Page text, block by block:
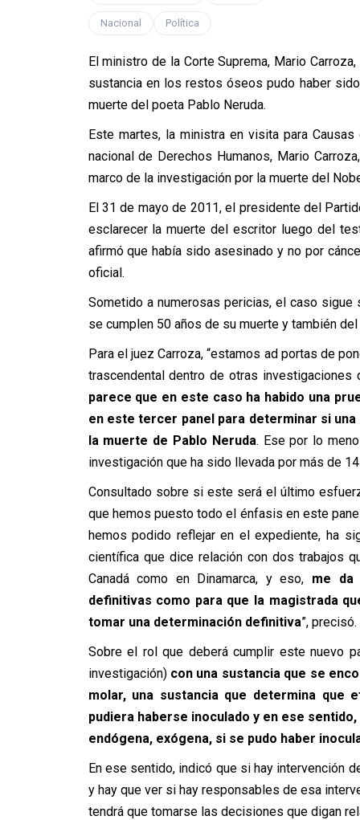
Nacional Política
El ministro de la Corte Suprema, Mario
sustancia en los restos óseos pudo haber
muerte del poeta Pablo Neruda.
Este martes, la ministra en visita para
nacional de Derechos Humanos, Mario
marco de la investigación por la muerte del
El 31 de mayo de 2011, el presidente del
esclarecer la muerte del escritor luego del
afirmó que había sido asesinado y no por
oficial.
Sometido a numerosas pericias, el caso
se cumplen 50 años de su muerte y también
Para el juez Carroza, “estamos ad portas de
trascendental dentro de otras
parece que en este caso ha habido una
en este tercer panel para determinar si
la muerte de Pablo Neruda. Ese por lo
investigación que ha sido llevada por más de
Consultado sobre si este será el último
que hemos puesto todo el énfasis en este
hemos podido reflejar en el expediente, ha
científica que dice relación con dos trabajos
Canadá como en Dinamarca, y eso, me da
definitivas como para que la magistrada
tomar una determinación definitiva”, precisó.
Sobre el rol que deberá cumplir este nuevo
investigación) con una sustancia que se
molar, una sustancia que determina que
pudiera haberse inoculado y en ese
endógena, exógena, si se pudo haber
En ese sentido, indicó que si hay intervención
y hay que ver si hay responsables de esa
tendrá que tomarse las decisiones que digan